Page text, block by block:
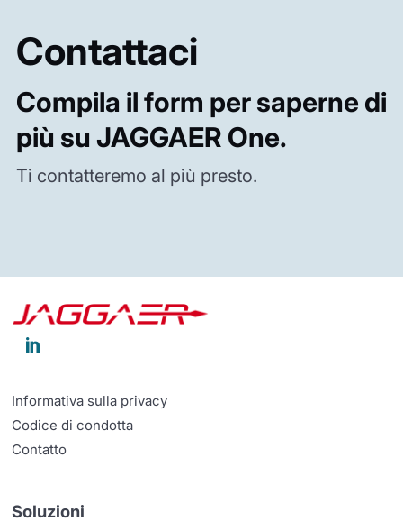
Contattaci
Compila il form per saperne di
più su JAGGAER One.
Ti contatteremo al più presto.

Informativa sulla privacy
Codice di condotta
Contatto
Soluzioni